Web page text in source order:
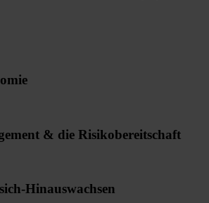
& die Risikobereitschaft
Hinauswachsen